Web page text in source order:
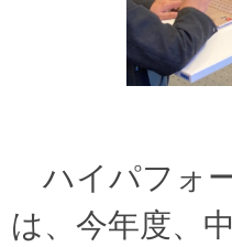
ハイパフォ
は、今年度、